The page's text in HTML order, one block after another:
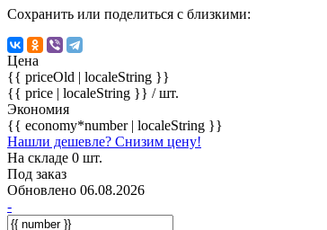
Сохранить или поделиться с близкими:
Цена
{{ priceOld | localeString }}
{{ price | localeString }} / шт.
Экономия
{{ economy*number | localeString }}
Нашли дешевле? Снизим цену!
На складе 0 шт.
Под заказ
Обновлено 06.08.2026
-